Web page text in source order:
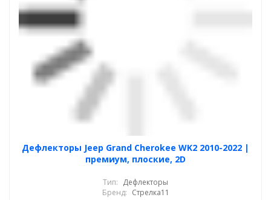
Дефлекторы Jeep Grand Cherokee WK2 2010-2022 |
премиум, плоские, 2D
Тип: Дефлекторы
Бренд: Стрелка11